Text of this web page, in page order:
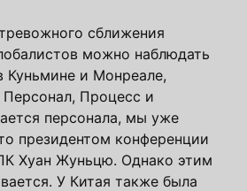
сближения
можно наблюдать
Куньмине и Монреале,
Персонал, Процесс и
персонала, мы уже
президентом конференции
Хуан Жуньцю. Однако этим
У Китая также была